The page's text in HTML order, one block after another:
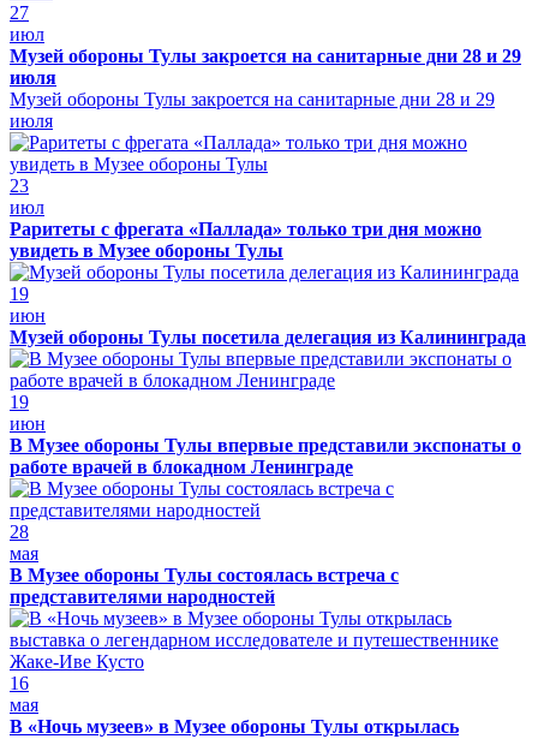
27
июл
Музей обороны Тулы закроется на санитарные дни 28 и 29
июля
Музей обороны Тулы закроется на санитарные дни 28 и 29
июля
23
июл
Раритеты с фрегата «Паллада» только три дня можно
увидеть в Музее обороны Тулы
19
июн
Музей обороны Тулы посетила делегация из Калининграда
19
июн
В Музее обороны Тулы впервые представили экспонаты о
работе врачей в блокадном Ленинграде
28
мая
В Музее обороны Тулы состоялась встреча с
представителями народностей
16
мая
В «Ночь музеев» в Музее обороны Тулы открылась